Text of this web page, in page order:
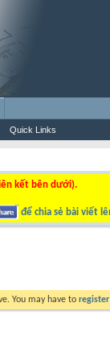
Quick Links
kết bên dưới).
để chia sẻ bài viết
You may have to register